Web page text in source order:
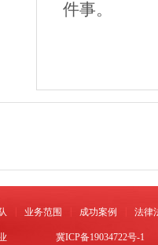
件事。
业务范围 成功案例 法律
冀ICP备19034722号-1